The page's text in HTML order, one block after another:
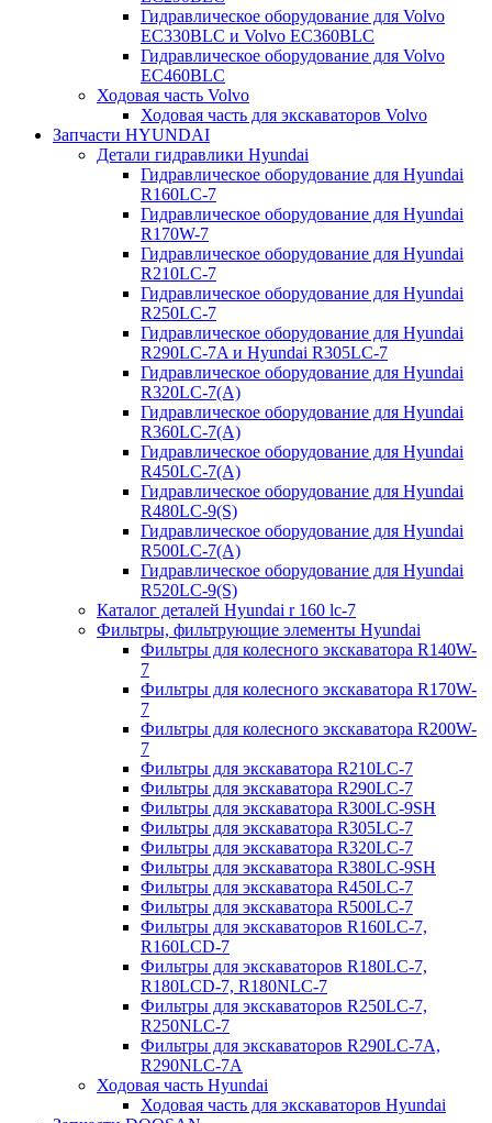
Гидравлическое оборудование для Volvo
EC330BLC и Volvo EC360BLC
Гидравлическое оборудование для Volvo
EC460BLC
Ходовая часть Volvo
Ходовая часть для экскаваторов Volvo
Запчасти HYUNDAI
Детали гидравлики Hyundai
Гидравлическое оборудование для Hyundai
R160LC-7
Гидравлическое оборудование для Hyundai
R170W-7
Гидравлическое оборудование для Hyundai
R210LC-7
Гидравлическое оборудование для Hyundai
R250LC-7
Гидравлическое оборудование для Hyundai
R290LC-7A и Hyundai R305LC-7
Гидравлическое оборудование для Hyundai
R320LC-7(A)
Гидравлическое оборудование для Hyundai
R360LC-7(A)
Гидравлическое оборудование для Hyundai
R450LC-7(A)
Гидравлическое оборудование для Hyundai
R480LC-9(S)
Гидравлическое оборудование для Hyundai
R500LC-7(A)
Гидравлическое оборудование для Hyundai
R520LC-9(S)
Каталог деталей Hyundai r 160 lc-7
Фильтры, фильтрующие элементы Hyundai
Фильтры для колесного экскаватора R140W-
7
Фильтры для колесного экскаватора R170W-
7
Фильтры для колесного экскаватора R200W-
7
Фильтры для экскаватора R210LC-7
Фильтры для экскаватора R290LC-7
Фильтры для экскаватора R300LC-9SH
Фильтры для экскаватора R305LC-7
Фильтры для экскаватора R320LC-7
Фильтры для экскаватора R380LC-9SH
Фильтры для экскаватора R450LC-7
Фильтры для экскаватора R500LC-7
Фильтры для экскаваторов R160LC-7,
R160LCD-7
Фильтры для экскаваторов R180LC-7,
R180LCD-7, R180NLC-7
Фильтры для экскаваторов R250LC-7,
R250NLC-7
Фильтры для экскаваторов R290LC-7A,
R290NLC-7A
Ходовая часть Hyundai
Ходовая часть для экскаваторов Hyundai